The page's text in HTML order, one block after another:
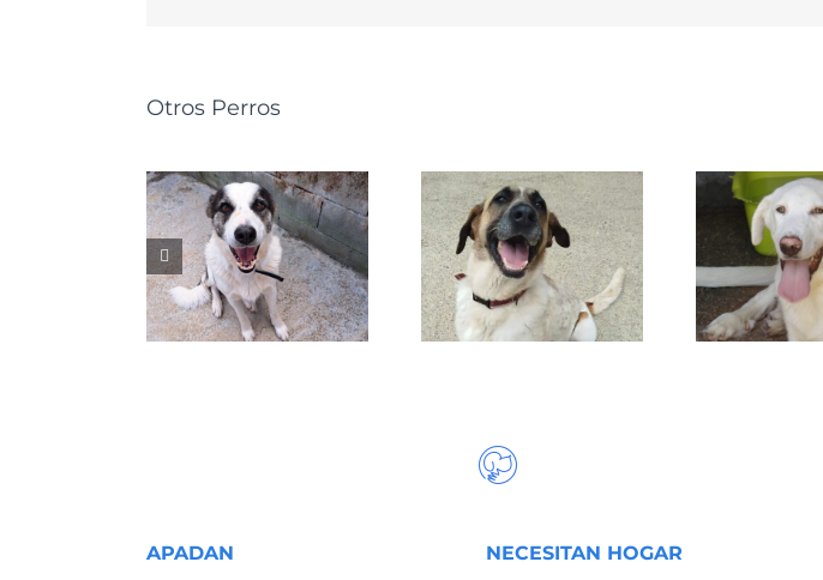
Otros Perros
NALA DAFNE
APADAN NECESITAN HOGAR